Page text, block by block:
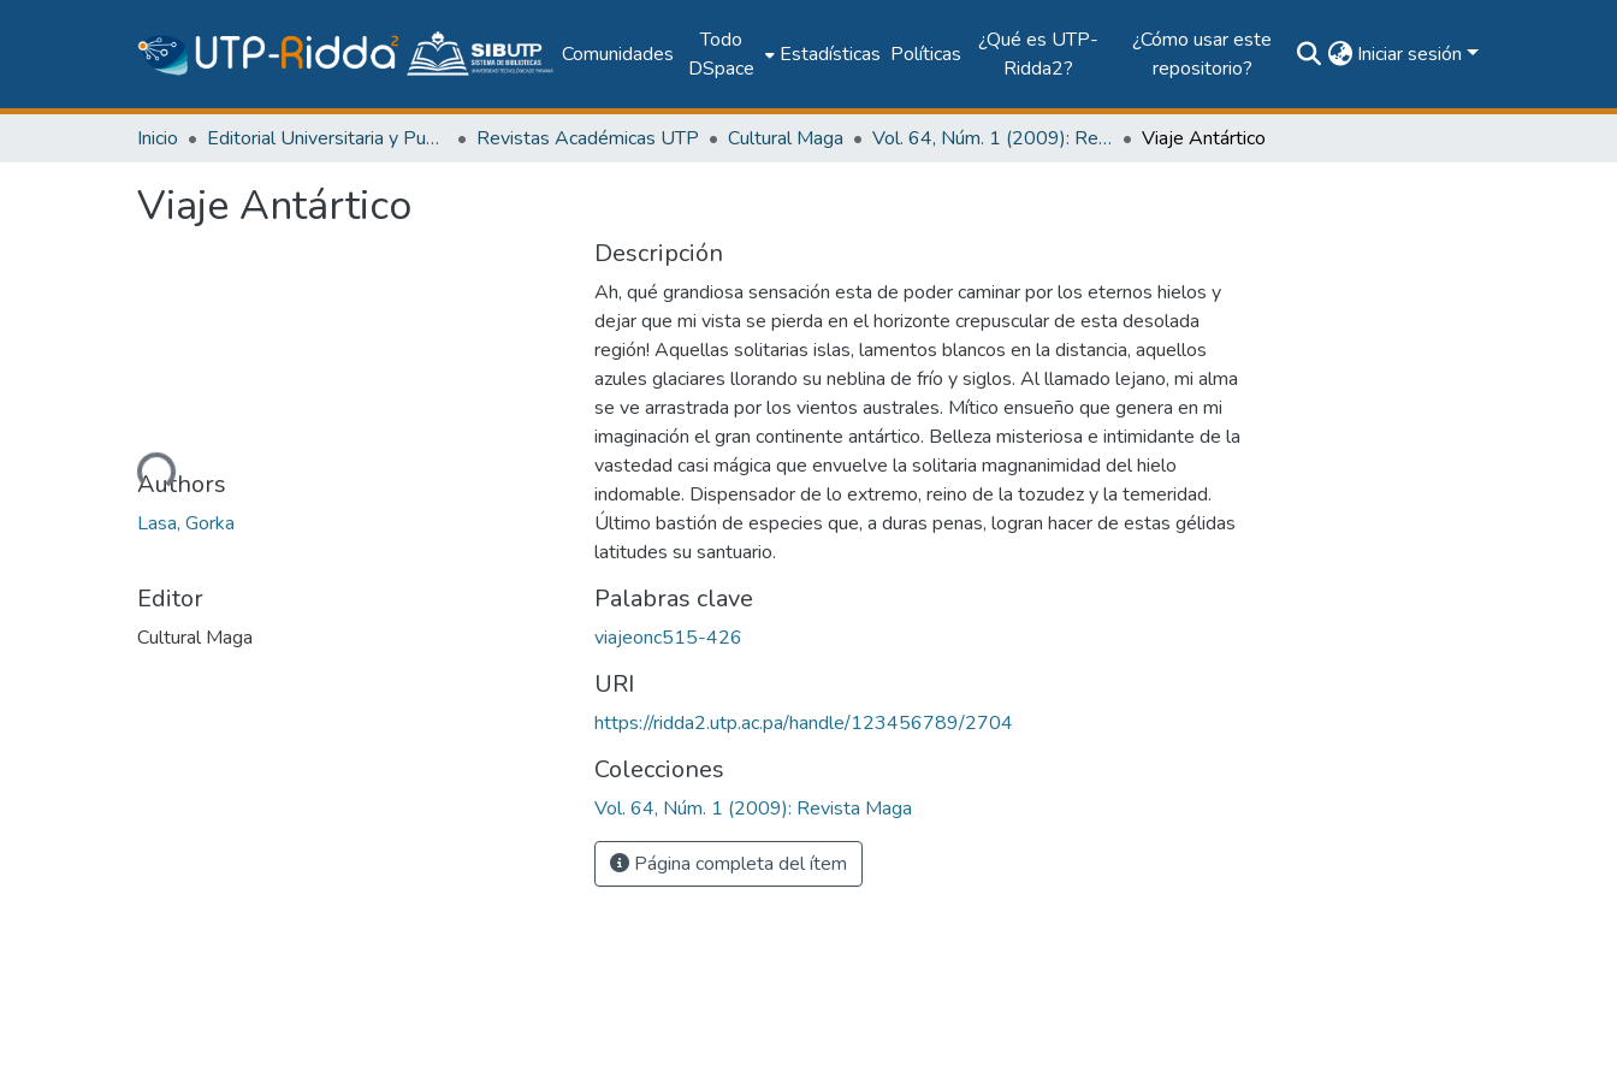
Comunidades
Todo
DSpace
Estadísticas Políticas
¿Qué es UTP-
Ridda2?
¿Cómo usar este
repositorio?
Iniciar sesión
Inicio Editorial Universitaria y Publicaciones Seriadas Revistas Académicas UTP Cultural Maga Vol. 64, Núm. 1 (2009): Revista Maga Viaje Antártico
Viaje Antártico
Cargando...Authors
Lasa, Gorka
Editor
Cultural Maga
Descripción
Ah, qué grandiosa sensación esta de poder caminar por los eternos hielos y
dejar que mi vista se pierda en el horizonte crepuscular de esta desolada
región! Aquellas solitarias islas, lamentos blancos en la distancia, aquellos
azules glaciares llorando su neblina de frío y siglos. Al llamado lejano, mi alma
se ve arrastrada por los vientos australes. Mítico ensueño que genera en mi
imaginación el gran continente antártico. Belleza misteriosa e intimidante de la
vastedad casi mágica que envuelve la solitaria magnanimidad del hielo
indomable. Dispensador de lo extremo, reino de la tozudez y la temeridad.
Último bastión de especies que, a duras penas, logran hacer de estas gélidas
latitudes su santuario.
Palabras clave
viajeonc515-426
URI
https://ridda2.utp.ac.pa/handle/123456789/2704
Colecciones
Vol. 64, Núm. 1 (2009): Revista Maga
Página completa del ítem